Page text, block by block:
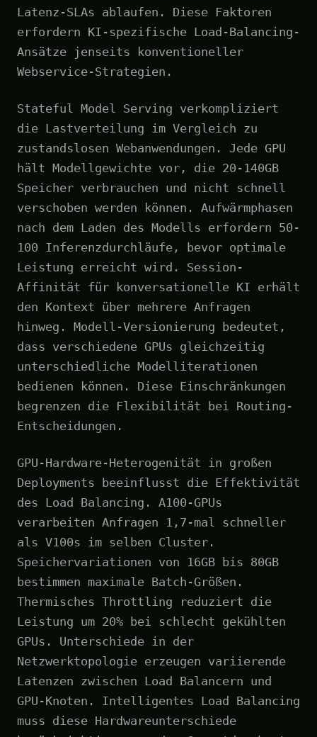
Latenz-SLAs ablaufen. Diese Faktoren
erfordern KI-spezifische Load-Balancing-
Ansätze jenseits konventioneller
Webservice-Strategien.
Stateful Model Serving verkompliziert
die Lastverteilung im Vergleich zu
zustandslosen Webanwendungen. Jede GPU
hält Modellgewichte vor, die 20-140GB
Speicher verbrauchen und nicht schnell
verschoben werden können. Aufwärmphasen
nach dem Laden des Modells erfordern 50-
100 Inferenzdurchläufe, bevor optimale
Leistung erreicht wird. Session-
Affinität für konversationelle KI erhält
den Kontext über mehrere Anfragen
hinweg. Modell-Versionierung bedeutet,
dass verschiedene GPUs gleichzeitig
unterschiedliche Modelliterationen
bedienen können. Diese Einschränkungen
begrenzen die Flexibilität bei Routing-
Entscheidungen.
GPU-Hardware-Heterogenität in großen
Deployments beeinflusst die Effektivität
des Load Balancing. A100-GPUs
verarbeiten Anfragen 1,7-mal schneller
als V100s im selben Cluster.
Speichervariationen von 16GB bis 80GB
bestimmen maximale Batch-Größen.
Thermisches Throttling reduziert die
Leistung um 20% bei schlecht gekühlten
GPUs. Unterschiede in der
Netzwerktopologie erzeugen variierende
Latenzen zwischen Load Balancern und
GPU-Knoten. Intelligentes Load Balancing
muss diese Hardwareunterschiede